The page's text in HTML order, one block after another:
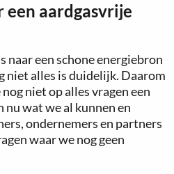
een aardgasvrije
naar een schone energiebron
niet alles is duidelijk. Daarom
niet op alles vragen een
wat we al kunnen en
ondernemers en partners
waar we nog geen